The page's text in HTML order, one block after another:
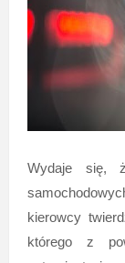
Wydaje się,
kierowcy
którego z